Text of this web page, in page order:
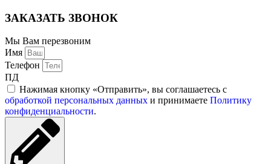
ЗАКАЗАТЬ ЗВОНОК
Мы Вам перезвоним
Имя
Телефон
ПД
Нажимая кнопку «Отправить», вы соглашаетесь с
обработкой персональных данных и принимаете Политику
конфиденциальности.